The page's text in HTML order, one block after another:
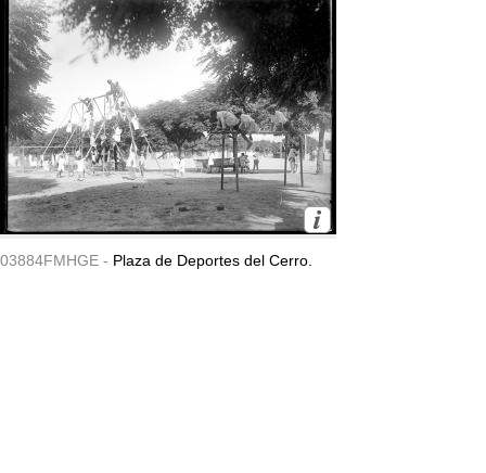
03884FMHGE - Plaza de Deportes del Cerro.